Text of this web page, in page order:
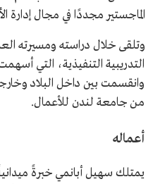
الماجستير مجددًا في مجال إدارة
وتلقى خلال دراسته ومسيرته
التدريبية التنفيذية، التي
وانقسمت بين داخل البلاد
من جامعة لندن للأعمال.
أعماله
يمتلك سهيل أبانمي خبرةً